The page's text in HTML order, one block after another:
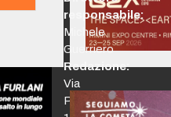
responsabile:
Michele
Guerriero
Redazione:
Via
Po,